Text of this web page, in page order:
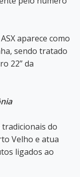
aparece como
sendo tratado
22” da
do
Velho e atua
ligados ao